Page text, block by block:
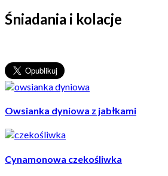
Śniadania i kolacje
Owsianka dyniowa z jabłkami
Cynamonowa czekośliwka